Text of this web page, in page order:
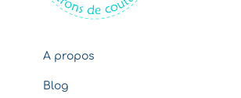
A propos
Blog